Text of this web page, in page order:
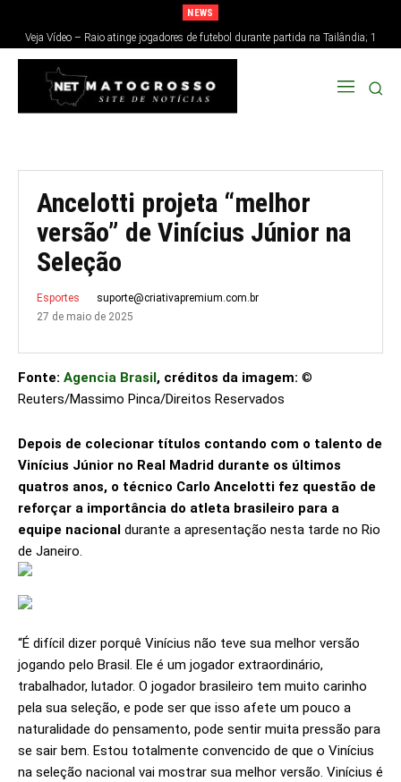
NEWS
Veja Vídeo – Raio atinge jogadores de futebol durante partida na Tailândia; 1
morre e 12 ficam feridos
Ancelotti projeta “melhor
versão” de Vinícius Júnior na
Seleção
Esportes
suporte@criativapremium.com.br
27 de maio de 2025
Fonte: Agencia Brasil, créditos da imagem: ©
Reuters/Massimo Pinca/Direitos Reservados
Depois de colecionar títulos contando com o talento de
Vinícius Júnior no Real Madrid durante os últimos
quatros anos, o técnico Carlo Ancelotti fez questão de
reforçar a importância do atleta brasileiro para a
equipe nacional durante a apresentação nesta tarde no Rio
de Janeiro.
“É difícil dizer porquê Vinícius não teve sua melhor versão
jogando pelo Brasil. Ele é um jogador extraordinário,
trabalhador, lutador. O jogador brasileiro tem muito carinho
pela sua seleção, e pode ser que isso afete um pouco a
naturalidade do pensamento, pode sentir muita pressão para
se sair bem. Estou totalmente convencido de que o Vinícius
na seleção nacional vai mostrar sua melhor versão. Vinícius é